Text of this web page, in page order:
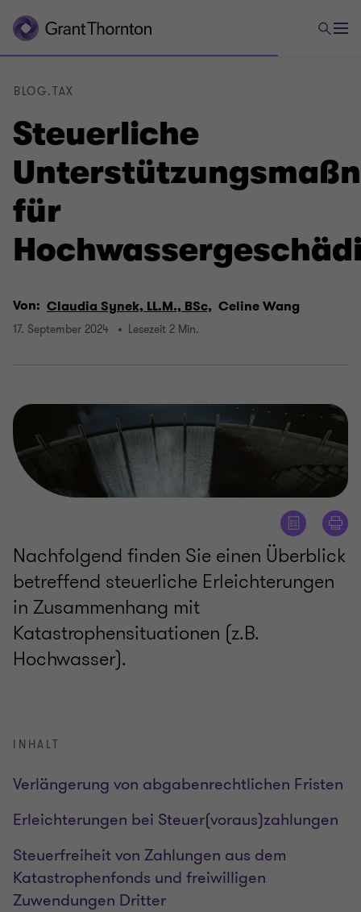
Steuerliche
für
BLOG.TAX
Von: Claudia Synek, LL.M., BSc, Celine Wang
17. September 2024 Lesezeit 2 Min.
Nachfolgend finden Sie einen Überblick
betreffend steuerliche Erleichterungen
in Zusammenhang mit
Katastrophensituationen (z.B.
Hochwasser).
INHALT
Verlängerung von abgabenrechtlichen Fristen
Erleichterungen bei Steuer(voraus)zahlungen
Steuerfreiheit von Zahlungen aus dem
Katastrophenfonds und freiwilligen
Zuwendungen Dritter